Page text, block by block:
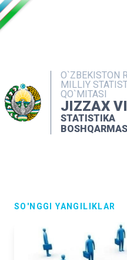
O`ZBEKISTON
MILLIY
QO`MITASI
JIZZAX
STATISTIKA
SO'NGGI YANGILIKLAR